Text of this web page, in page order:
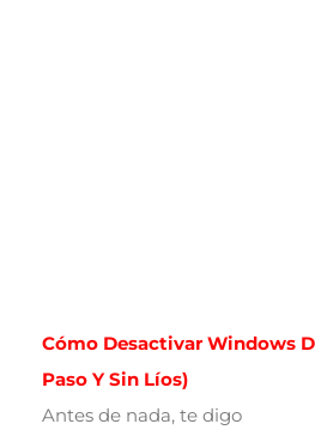
Cómo Desactivar Windows
Paso Y Sin Líos)
Antes de nada, te digo